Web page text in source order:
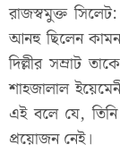
রাজস্বমুক্ত সিলেট:
আনহু ছিলেন
দিল্লীর সম্রাট
শাহজালাল
এই বলে যে, তিনি
প্রয়োজন নেই।